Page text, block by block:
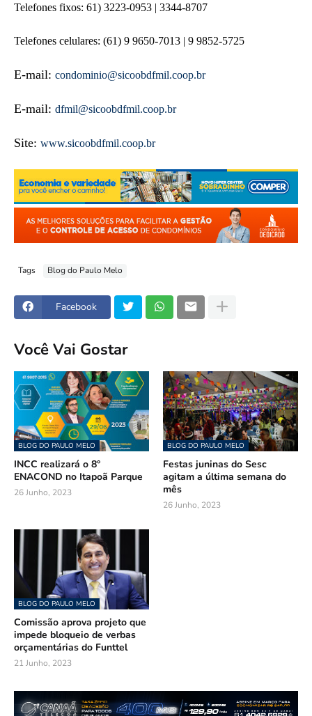
Telefones fixos: 61) 3223-0953 | 3344-8707
Telefones celulares: (61) 9 9650-7013 | 9 9852-5725
E-mail: condominio@sicoobdfmil.coop.br
E-mail: dfmil@sicoobdfmil.coop.br
Site: www.sicoobdfmil.coop.br
Tags Blog do Paulo Melo
Facebook
Você Vai Gostar
BLOG DO PAULO MELO
INCC realizará o 8°
ENACOND no Itapoã Parque
26 Junho, 2023
BLOG DO PAULO MELO
Festas juninas do Sesc
agitam a última semana do
mês
26 Junho, 2023
BLOG DO PAULO MELO
Comissão aprova projeto que
impede bloqueio de verbas
orçamentárias do Funttel
21 Junho, 2023